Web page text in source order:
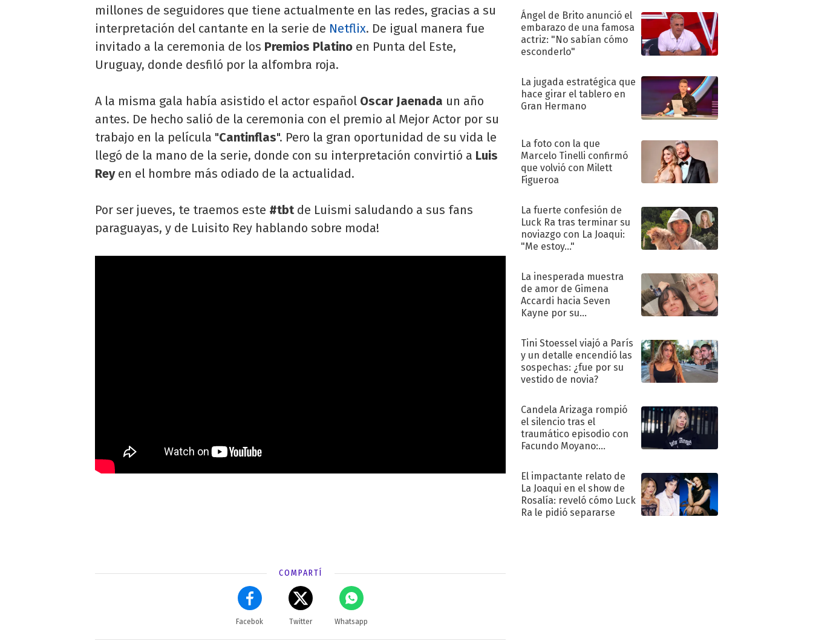
millones de seguidores que tiene actualmente en las redes, gracias a su
interpretación del cantante en la serie de Netflix. De igual manera fue
invitado a la ceremonia de los Premios Platino en Punta del Este,
Uruguay, donde desfiló por la alfombra roja.
A la misma gala había asistido el actor español Oscar Jaenada un año
antes. De hecho salió de la ceremonia con el premio al Mejor Actor por su
trabajo en la película "Cantinflas". Pero la gran oportunidad de su vida le
llegó de la mano de la serie, donde con su interpretación convirtió a Luis
Reyen el hombre más odiado de la actualidad.
Por ser jueves, te traemos este #tbtde Luismi saludando a sus fans
paraguayas, y de Luisito Rey hablando sobre moda!
COMPARTÍ
Facebok Twitter Whatsapp
Ángel de Brito anunció el
embarazo de una famosa
actriz: "No sabían cómo
esconderlo"
La jugada estratégica que
hace girar el tablero en
Gran Hermano
La foto con la que
Marcelo Tinelli confirmó
que volvió con Milett
Figueroa
La fuerte confesión de
Luck Ra tras terminar su
noviazgo con La Joaqui:
"Me estoy..."
La inesperada muestra
de amor de Gimena
Accardi hacia Seven
Kayne por su
Tini Stoessel viajó a París
y un detalle encendió las
sospechas: ¿fue por su
vestido de novia?
Candela Arizaga rompió
el silencio tras el
traumático episodio con
Facundo Moyano:
El impactante relato de
La Joaqui en el show de
Rosalía: reveló cómo Luck
Ra le pidió separarse